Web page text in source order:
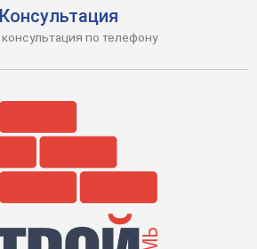
Консультация
консультация по телефону